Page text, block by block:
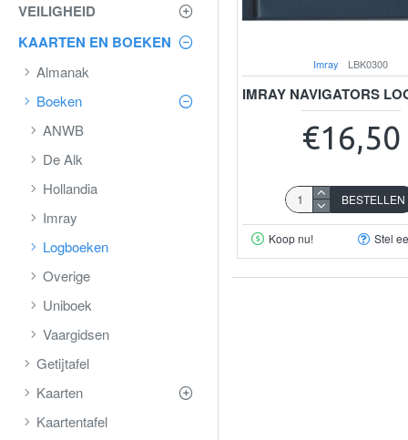
VEILIGHEID
KAARTEN EN BOEKEN
Almanak
Boeken
ANWB
De Alk
Hollandia
Imray
Logboeken
Overige
Uniboek
Vaargidsen
Getijtafel
Kaarten
Kaartentafel
Imray LBK0300
IMRAY NAVIGATORS
€16,50
BESTELLEN
Koop nu! Stel